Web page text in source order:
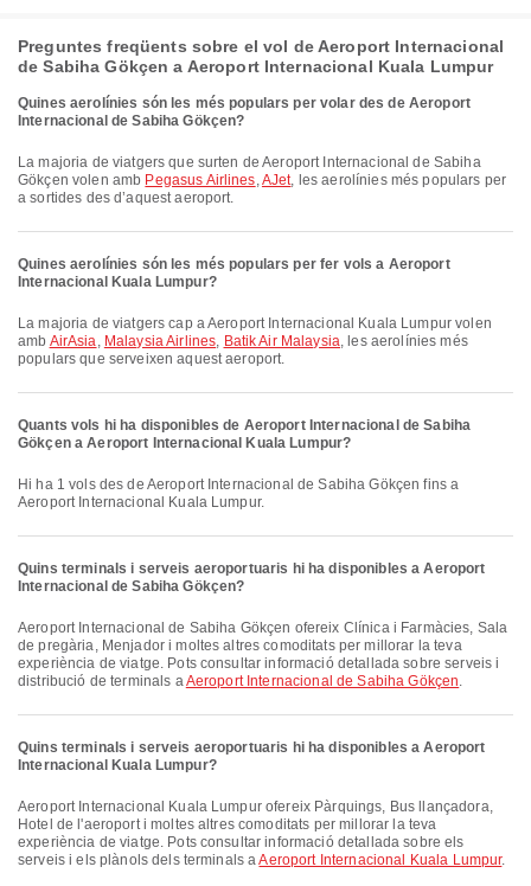
Preguntes freqüents sobre el vol de Aeroport Internacional
de Sabiha Gökçen a Aeroport Internacional Kuala Lumpur
Quines aerolínies són les més populars per volar des de Aeroport
Internacional de Sabiha Gökçen?
La majoria de viatgers que surten de Aeroport Internacional de Sabiha
Gökçen volen amb Pegasus Airlines,AJet, les aerolínies més populars per
a sortides des d’aquest aeroport.
Quines aerolínies són les més populars per fer vols a Aeroport
Internacional Kuala Lumpur?
La majoria de viatgers cap a Aeroport Internacional Kuala Lumpur volen
amb AirAsia, Malaysia Airlines, Batik Air Malaysia, les aerolínies més
populars que serveixen aquest aeroport.
Quants vols hi ha disponibles de Aeroport Internacional de Sabiha
Gökçen a Aeroport Internacional Kuala Lumpur?
Hi ha 1 vols des de Aeroport Internacional de Sabiha Gökçen fins a
Aeroport Internacional Kuala Lumpur.
Quins terminals i serveis aeroportuaris hi ha disponibles a Aeroport
Internacional de Sabiha Gökçen?
Aeroport Internacional de Sabiha Gökçen ofereix Clínica i Farmàcies, Sala
de pregària, Menjador i moltes altres comoditats per millorar la teva
experiència de viatge. Pots consultar informació detallada sobre serveis i
distribució de terminals aAeroport Internacional de Sabiha Gökçen.
Quins terminals i serveis aeroportuaris hi ha disponibles a Aeroport
Internacional Kuala Lumpur?
Aeroport Internacional Kuala Lumpur ofereix Pàrquings, Bus llançadora,
Hotel de l'aeroport i moltes altres comoditats per millorar la teva
experiència de viatge. Pots consultar informació detallada sobre els
serveis i els plànols dels terminals aAeroport Internacional Kuala Lumpur.